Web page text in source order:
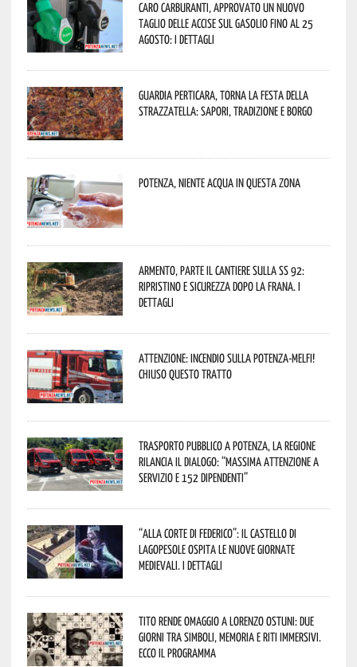
Caro carburanti, approvato un nuovo
taglio delle accise sul gasolio fino al 25
agosto: i dettagli
Guardia Perticara, torna la Festa della
Strazzatella: sapori, tradizione e borgo
Potenza, niente acqua in questa zona
Armento, parte il cantiere sulla SS 92:
ripristino e sicurezza dopo la frana. I
dettagli
Attenzione: incendio sulla Potenza-Melfi!
Chiuso questo tratto
Trasporto pubblico a Potenza, la Regione
rilancia il dialogo: “Massima attenzione a
servizio e 152 dipendenti”
“Alla corte di Federico”: il Castello di
Lagopesole ospita le nuove Giornate
Medievali. I dettagli
Tito rende omaggio a Lorenzo Ostuni: due
giorni tra simboli, memoria e riti immersivi.
Ecco il programma